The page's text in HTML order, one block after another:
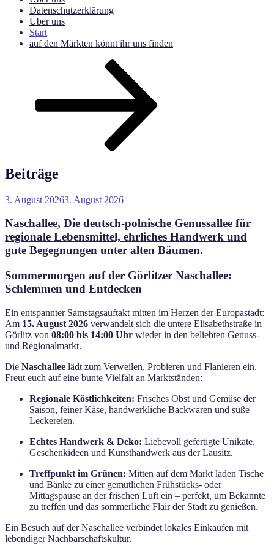
Datenschutzerklärung
Über uns
Start
auf den Märkten könnt ihr uns finden
Beiträge
Veröffentlicht
3. August 20263. August 2026
Naschallee, Die deutsch-polnische Genussallee für
regionale Lebensmittel, ehrliches Handwerk und
gute Begegnungen unter alten Bäumen.
Sommermorgen auf der Görlitzer Naschallee:
Schlemmen und Entdecken
Ein entspannter Samstagsauftakt mitten im Herzen der Europastadt:
Am 15. August 2026 verwandelt sich die untere Elisabethstraße in
Görlitz von 08:00 bis 14:00 Uhr wieder in den beliebten Genuss-
und Regionalmarkt.
Die Naschallee lädt zum Verweilen, Probieren und Flanieren ein.
Freut euch auf eine bunte Vielfalt an Marktständen:
Regionale Köstlichkeiten: Frisches Obst und Gemüse der
Saison, feiner Käse, handwerkliche Backwaren und süße
Leckereien.
Echtes Handwerk & Deko: Liebevoll gefertigte Unikate,
Geschenkideen und Kunsthandwerk aus der Lausitz.
Treffpunkt im Grünen: Mitten auf dem Markt laden Tische
und Bänke zu einer gemütlichen Frühstücks- oder
Mittagspause an der frischen Luft ein – perfekt, um Bekannte
zu treffen und das sommerliche Flair der Stadt zu genießen.
Ein Besuch auf der Naschallee verbindet lokales Einkaufen mit
lebendiger Nachbarschaftskultur.